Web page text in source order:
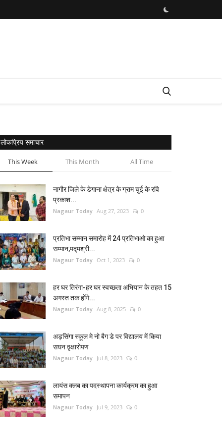
लोकप्रिय समाचार
This Week This Month All Time
नागौर जिले के डेगाना क्षेत्र के ग्राम चुई के रवि
प्रकाश...
Nagaur Today Aug 27, 2023 0
प्रतिभा सम्मान समारोह में 24 प्रतिभाओ का हुआ
सम्मान,पद्मश्री...
Nagaur Today Oct 1, 2023 0
हर घर तिरंगा-हर घर स्वच्छता अभियान के तहत 15
अगस्त तक होंगे...
Nagaur Today Aug 8, 2025 0
अड़सिंगा स्कूल मे नो बैग डे पर विद्यालय में किया
सघन वृक्षारोपण
Nagaur Today Jul 8, 2023 0
लायंस क्लब का पदस्थापना कार्यक्रम का हुआ
समापन
Nagaur Today Jul 9, 2023 0